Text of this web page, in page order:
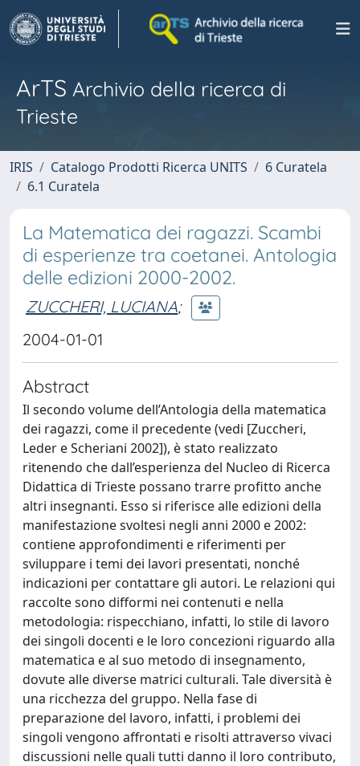
ArTS Archivio della ricerca di
Trieste
IRIS Catalogo Prodotti Ricerca UNITS
6 Curatela
6.1 Curatela
La Matematica dei ragazzi. Scambi
di esperienze tra coetanei. Antologia
delle edizioni 2000-2002.
ZUCCHERI, LUCIANA;
2004-01-01
Abstract
Il secondo volume dell’Antologia della matematica
dei ragazzi, come il precedente (vedi [Zuccheri,
Leder e Scheriani 2002]), è stato realizzato
ritenendo che dall’esperienza del Nucleo di Ricerca
Didattica di Trieste possano trarre profitto anche
altri insegnanti. Esso si riferisce alle edizioni della
manifestazione svoltesi negli anni 2000 e 2002:
contiene approfondimenti e riferimenti per
sviluppare i temi dei lavori presentati, nonché
indicazioni per contattare gli autori. Le relazioni qui
raccolte sono difformi nei contenuti e nella
metodologia: rispecchiano, infatti, lo stile di lavoro
dei singoli docenti e le loro concezioni riguardo alla
matematica e al suo metodo di insegnamento,
dovute alle diverse matrici culturali. Tale diversità è
una ricchezza del gruppo. Nella fase di
preparazione del lavoro, infatti, i problemi dei
singoli vengono affrontati e risolti attraverso vivaci
discussioni nelle quali tutti danno il loro contributo,